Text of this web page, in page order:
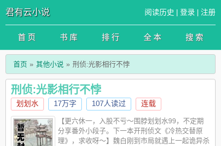
君有云小说 阅读历史 | 登录 | 注册
首 页 书 库 排 行 全 本 搜 索
首页 其他小说 刑侦:光影相行不悖
刑侦:光影相行不悖
划划水 17万字 107人读过 连载
【更六休一，入股不亏～围脖划划水99，不定期
分享番外小段子。下一本开刑侦文《冷热交替原
理》，求收呀～】魏白刚到市局就遇上一起诡异杀